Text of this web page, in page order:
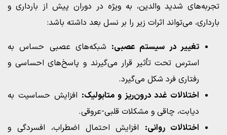
تجربه‌های شدید والدین، به ویژه در دوران پیش از بارداری و
بارداری، می‌تواند اثرات زیر را بر نسل بعد داشته باشد:
تغییر در سیستم عصبی: شبکه‌های عصبی حساس به
استرس تحت تأثیر قرار می‌گیرند و پاسخ‌های احساسی و
رفتاری فرد شکل می‌گیرد.
اختلالات غدد درون‌ریز و متابولیک: افزایش حساسیت به
دیابت، چاقی و مشکلات قلبی-عروقی.
اختلالات روانی: افزایش احتمال اضطراب، افسردگی و